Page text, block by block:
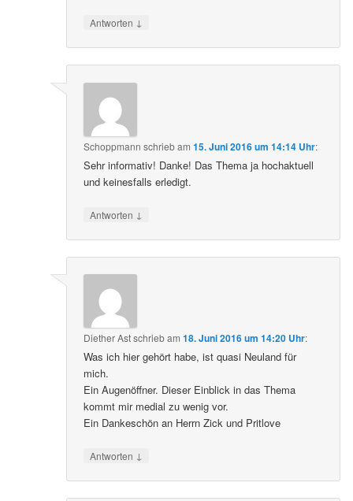
Antworten ↓
Schoppmann schriebam15. Juni 2016 um 14:14 Uhr:
Sehr informativ! Danke! Das Thema ja hochaktuell
und keinesfalls erledigt.
Antworten ↓
Diether Astschriebam18. Juni 2016 um 14:20 Uhr:
Was ich hier gehört habe, ist quasi Neuland für
mich.
Ein Augenöffner. Dieser Einblick in das Thema
kommt mir medial zu wenig vor.
Ein Dankeschön an Herrn Zick und Pritlove
Antworten ↓